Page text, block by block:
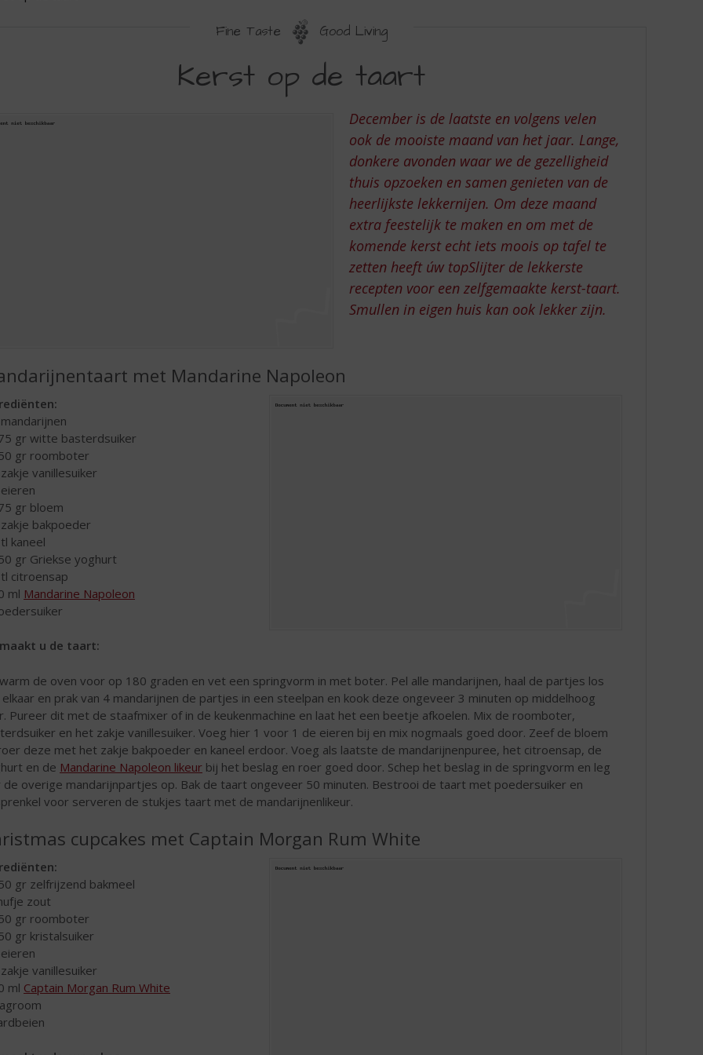
Fine Taste Good Living
Kerst op de taart
December is de laatste en volgens velen
ook de mooiste maand van het jaar. Lange,
donkere avonden waar we de gezelligheid
thuis opzoeken en samen genieten van de
heerlijkste lekkernijen. Om deze maand
extra feestelijk te maken en om met de
komende kerst echt iets moois op tafel te
zetten heeft úw topSlijter de lekkerste
recepten voor een zelfgemaakte kerst-taart.
Smullen in eigen huis kan ook lekker zijn.
met Mandarine Napoleon
gr witte basterdsuiker
gr roomboter
vanillesuiker
gr bloem
bakpoeder
kaneel
gr Griekse yoghurt
citroensap
ml Mandarine Napoleon
u de taart:
de oven voor op 180 graden en vet een springvorm in met boter. Pel alle mandarijnen, haal de partjes los
elkaar en prak van 4 mandarijnen de partjes in een steelpan en kook deze ongeveer 3 minuten op middelhoog
Pureer dit met de staafmixer of in de keukenmachine en laat het een beetje afkoelen. Mix de roomboter,
en het zakje vanillesuiker. Voeg hier 1 voor 1 de eieren bij en mix nogmaals goed door. Zeef de bloem
deze met het zakje bakpoeder en kaneel erdoor. Voeg als laatste de mandarijnenpuree, het citroensap, de
en de Mandarine Napoleon likeur bij het beslag en roer goed door. Schep het beslag in de springvorm en leg
de overige mandarijnpartjes op. Bak de taart ongeveer 50 minuten. Bestrooi de taart met poedersuiker en
voor serveren de stukjes taart met de mandarijnenlikeur.
cupcakes met Captain Morgan Rum White
gr zelfrijzend bakmeel
zout
gr roomboter
gr kristalsuiker
vanillesuiker
ml Captain Morgan Rum White